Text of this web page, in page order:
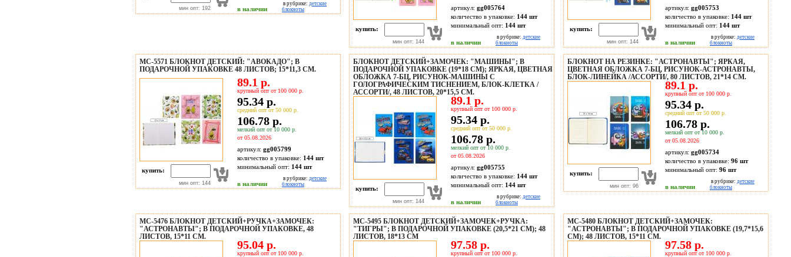
мин опт: 192 в наличии
в рубрике: детские
блокноты
купить:
мин опт: 144
артикул: gg005764
количество в упаковке: 144 шт
минимальный опт: 144 шт
в наличии
в рубрике: детские
блокноты
купить:
мин опт: 144
артикул: gg005753
количество в упаковке: 144 шт
минимальный опт: 144 шт
в наличии
в рубрике: детские
блокноты
МС-5571 БЛОКНОТ ДЕТСКИЙ: "АВОКАДО"; В
ПОДАРОЧНОЙ УПАКОВКЕ 48 ЛИСТОВ; 15*11,3 СМ.
купить:
мин опт: 144
89.1 р.
крупный опт от 100 000 р.
95.34 р.
средний опт от 50 000 р.
106.78 р.
мелкий опт от 10 000 р.
от 05.08.2026
артикул: gg005799
количество в упаковке: 144 шт
минимальный опт: 144 шт
в наличии
в рубрике: детские
блокноты
БЛОКНОТ ДЕТСКИЙ+ЗАМОЧЕК: "МАШИНЫ"; В
ПОДАРОЧНОЙ УПАКОВКЕ (19*18 СМ); ЯРКАЯ, ЦВЕТНАЯ
ОБЛОЖКА 7-БЦ, РИСУНОК-МАШИНЫ С
ГОЛОГРАФИЧЕСКИМ ТИСНЕНИЕМ, БЛОК-КЛЕТКА /
АССОРТИ/, 48 ЛИСТОВ, 20*15,5 СМ.
купить:
мин опт: 144
89.1 р.
крупный опт от 100 000 р.
95.34 р.
средний опт от 50 000 р.
106.78 р.
мелкий опт от 10 000 р.
от 05.08.2026
артикул: gg005755
количество в упаковке: 144 шт
минимальный опт: 144 шт
в наличии
в рубрике: детские
блокноты
БЛОКНОТ НА РЕЗИНКЕ: "АСТРОНАВТЫ"; ЯРКАЯ,
ЦВЕТНАЯ ОБЛОЖКА 7-БЦ, РИСУНОК-АСТРОНАВТЫ,
БЛОК-ЛИНЕЙКА /АССОРТИ/, 80 ЛИСТОВ, 21*14 СМ.
купить:
мин опт: 96
89.1 р.
крупный опт от 100 000 р.
95.34 р.
средний опт от 50 000 р.
106.78 р.
мелкий опт от 10 000 р.
от 05.08.2026
артикул: gg005734
количество в упаковке: 96 шт
минимальный опт: 96 шт
в наличии
в рубрике: детские
блокноты
МС-5476 БЛОКНОТ ДЕТСКИЙ+РУЧКА+ЗАМОЧЕК:
"АСТРОНАВТЫ"; В ПОДАРОЧНОЙ УПАКОВКЕ, 48
ЛИСТОВ, 15*11 СМ.
95.04 р.
крупный опт от 100 000 р.
МС-5495 БЛОКНОТ ДЕТСКИЙ+ЗАМОЧЕК+РУЧКА:
"ТИГРЫ"; В ПОДАРОЧНОЙ УПАКОВКЕ (20,5*21 СМ); 48
ЛИСТОВ, 18*13 СМ
97.58 р.
крупный опт от 100 000 р.
МС-5480 БЛОКНОТ ДЕТСКИЙ+ЗАМОЧЕК:
"АСТРОНАВТЫ"; В ПОДАРОЧНОЙ УПАКОВКЕ (19,7*15,6
СМ); 48 ЛИСТОВ, 15*11 СМ.
97.58 р.
крупный опт от 100 000 р.